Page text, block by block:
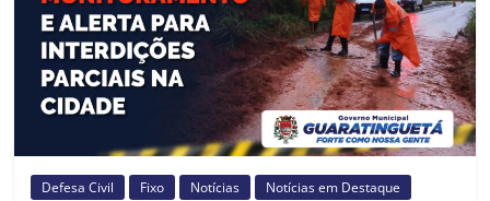
Defesa Civil Fixo Notícias Notícias em Destaque